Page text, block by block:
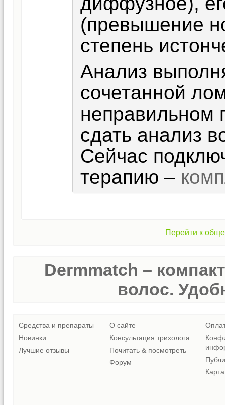
(превышение
степень
Анализ
сочетанной
неправильном
сдать анализ
Сейчас
терапию –
Перейти к
Dermmatch –
волос.
Средства и препараты
Новинки
Лучшие отзывы
О сайте
Консультация трихолога
Почитать & посмотреть
Форум